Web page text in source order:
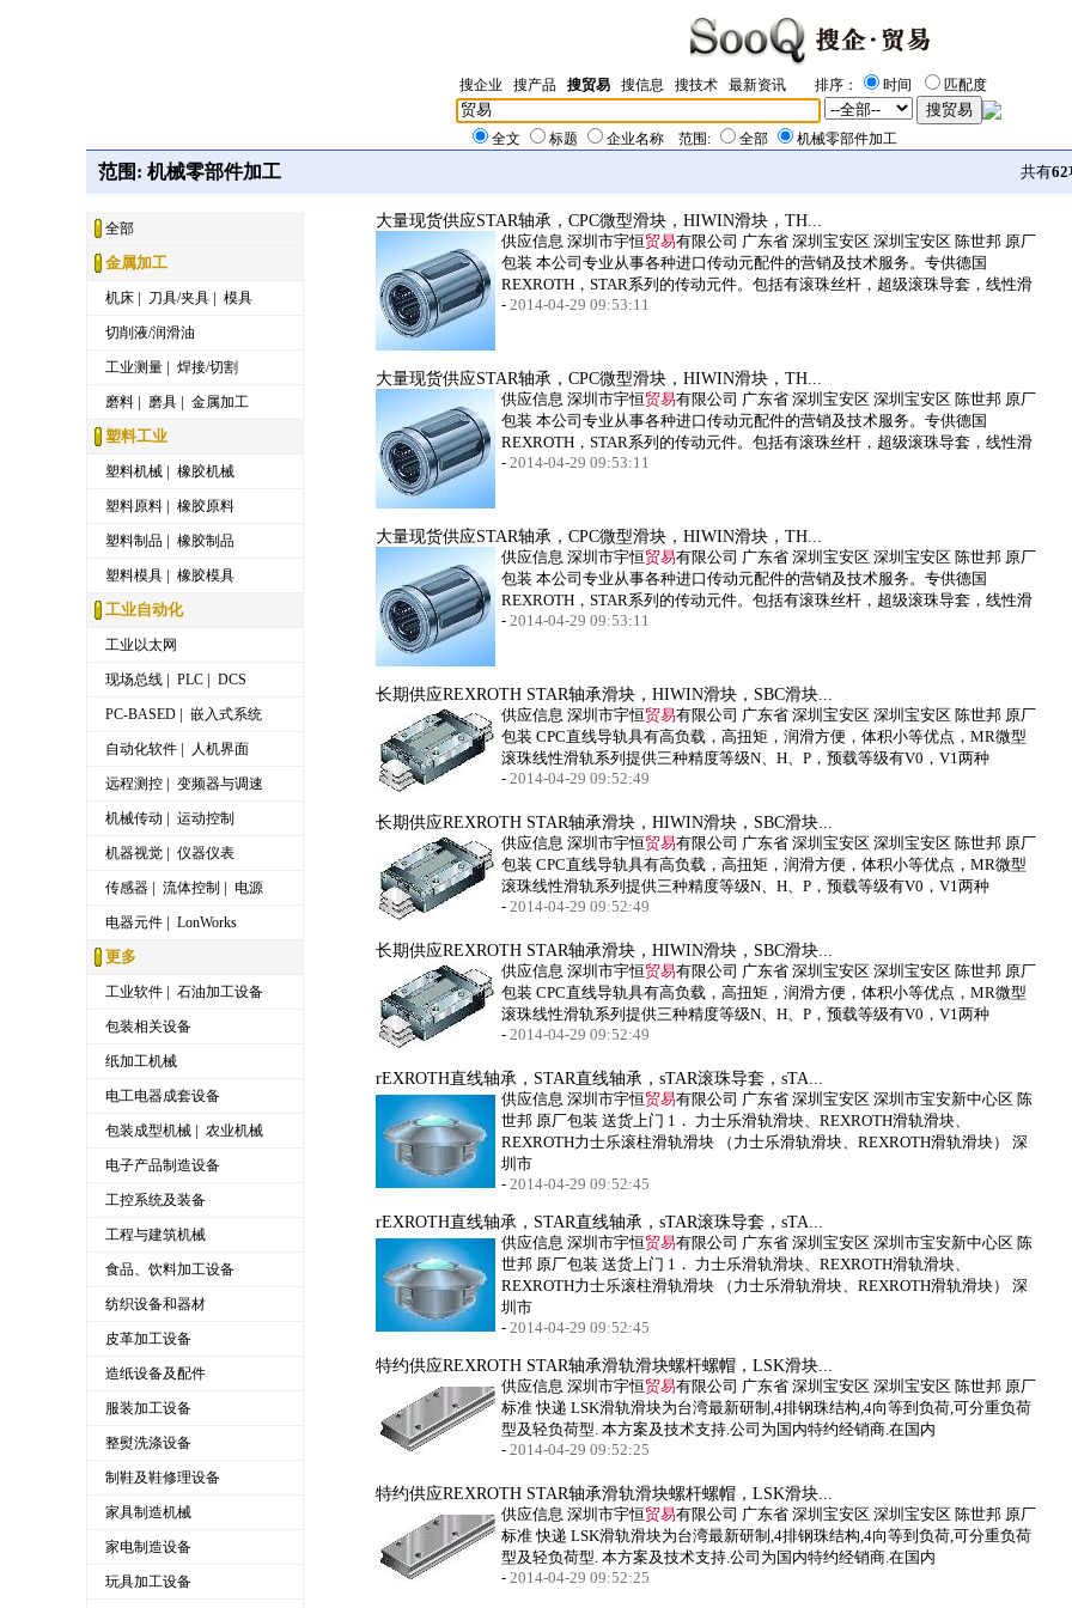
搜企业 搜产品 搜贸易 搜信息 搜技术 最新资讯 排序： 时间 匹配度
全文 标题 企业名称 范围: 全部 机械零部件加工
范围: 机械零部件加工 共有62
全部
金属加工
机床 | 刀具/夹具 | 模具
切削液/润滑油
工业测量 | 焊接/切割
磨料 | 磨具 | 金属加工
塑料工业
塑料机械 | 橡胶机械
塑料原料 | 橡胶原料
塑料制品 | 橡胶制品
塑料模具 | 橡胶模具
工业自动化
工业以太网
现场总线 | PLC | DCS
PC-BASED | 嵌入式系统
自动化软件 | 人机界面
远程测控 | 变频器与调速
机械传动 | 运动控制
机器视觉 | 仪器仪表
传感器 | 流体控制 | 电源
电器元件 | LonWorks
更多
工业软件 | 石油加工设备
包装相关设备
纸加工机械
电工电器成套设备
包装成型机械 | 农业机械
电子产品制造设备
工控系统及装备
工程与建筑机械
食品、饮料加工设备
纺织设备和器材
皮革加工设备
造纸设备及配件
服装加工设备
整熨洗涤设备
制鞋及鞋修理设备
家具制造机械
家电制造设备
玩具加工设备
大量现货供应STAR轴承，CPC微型滑块，HIWIN滑块，TH...
供应信息 深圳市宇恒贸易有限公司 广东省 深圳宝安区 深圳宝安区 陈世邦 原厂
包装 本公司专业从事各种进口传动元配件的营销及技术服务。专供德国
REXROTH，STAR系列的传动元件。包括有滚珠丝杆，超级滚珠导套，线性滑
- 2014-04-29 09:53:11
大量现货供应STAR轴承，CPC微型滑块，HIWIN滑块，TH...
供应信息 深圳市宇恒贸易有限公司 广东省 深圳宝安区 深圳宝安区 陈世邦 原厂
包装 本公司专业从事各种进口传动元配件的营销及技术服务。专供德国
REXROTH，STAR系列的传动元件。包括有滚珠丝杆，超级滚珠导套，线性滑
- 2014-04-29 09:53:11
大量现货供应STAR轴承，CPC微型滑块，HIWIN滑块，TH...
供应信息 深圳市宇恒贸易有限公司 广东省 深圳宝安区 深圳宝安区 陈世邦 原厂
包装 本公司专业从事各种进口传动元配件的营销及技术服务。专供德国
REXROTH，STAR系列的传动元件。包括有滚珠丝杆，超级滚珠导套，线性滑
- 2014-04-29 09:53:11
长期供应REXROTH STAR轴承滑块，HIWIN滑块，SBC滑块...
供应信息 深圳市宇恒贸易有限公司 广东省 深圳宝安区 深圳宝安区 陈世邦 原厂
包装 CPC直线导轨具有高负载，高扭矩，润滑方便，体积小等优点，MR微型
滚珠线性滑轨系列提供三种精度等级N、H、P，预载等级有V0，V1两种
- 2014-04-29 09:52:49
长期供应REXROTH STAR轴承滑块，HIWIN滑块，SBC滑块...
供应信息 深圳市宇恒贸易有限公司 广东省 深圳宝安区 深圳宝安区 陈世邦 原厂
包装 CPC直线导轨具有高负载，高扭矩，润滑方便，体积小等优点，MR微型
滚珠线性滑轨系列提供三种精度等级N、H、P，预载等级有V0，V1两种
- 2014-04-29 09:52:49
长期供应REXROTH STAR轴承滑块，HIWIN滑块，SBC滑块...
供应信息 深圳市宇恒贸易有限公司 广东省 深圳宝安区 深圳宝安区 陈世邦 原厂
包装 CPC直线导轨具有高负载，高扭矩，润滑方便，体积小等优点，MR微型
滚珠线性滑轨系列提供三种精度等级N、H、P，预载等级有V0，V1两种
- 2014-04-29 09:52:49
rEXROTH直线轴承，STAR直线轴承，sTAR滚珠导套，sTA...
供应信息 深圳市宇恒贸易有限公司 广东省 深圳宝安区 深圳市宝安新中心区 陈
世邦 原厂包装 送货上门 1． 力士乐滑轨滑块、REXROTH滑轨滑块、
REXROTH力士乐滚柱滑轨滑块 （力士乐滑轨滑块、REXROTH滑轨滑块） 深
圳市
- 2014-04-29 09:52:45
rEXROTH直线轴承，STAR直线轴承，sTAR滚珠导套，sTA...
供应信息 深圳市宇恒贸易有限公司 广东省 深圳宝安区 深圳市宝安新中心区 陈
世邦 原厂包装 送货上门 1． 力士乐滑轨滑块、REXROTH滑轨滑块、
REXROTH力士乐滚柱滑轨滑块 （力士乐滑轨滑块、REXROTH滑轨滑块） 深
圳市
- 2014-04-29 09:52:45
特约供应REXROTH STAR轴承滑轨滑块螺杆螺帽，LSK滑块...
供应信息 深圳市宇恒贸易有限公司 广东省 深圳宝安区 深圳宝安区 陈世邦 原厂
标准 快递 LSK滑轨滑块为台湾最新研制,4排钢珠结构,4向等到负荷,可分重负荷
型及轻负荷型. 本方案及技术支持.公司为国内特约经销商.在国内
- 2014-04-29 09:52:25
特约供应REXROTH STAR轴承滑轨滑块螺杆螺帽，LSK滑块...
供应信息 深圳市宇恒贸易有限公司 广东省 深圳宝安区 深圳宝安区 陈世邦 原厂
标准 快递 LSK滑轨滑块为台湾最新研制,4排钢珠结构,4向等到负荷,可分重负荷
型及轻负荷型. 本方案及技术支持.公司为国内特约经销商.在国内
- 2014-04-29 09:52:25